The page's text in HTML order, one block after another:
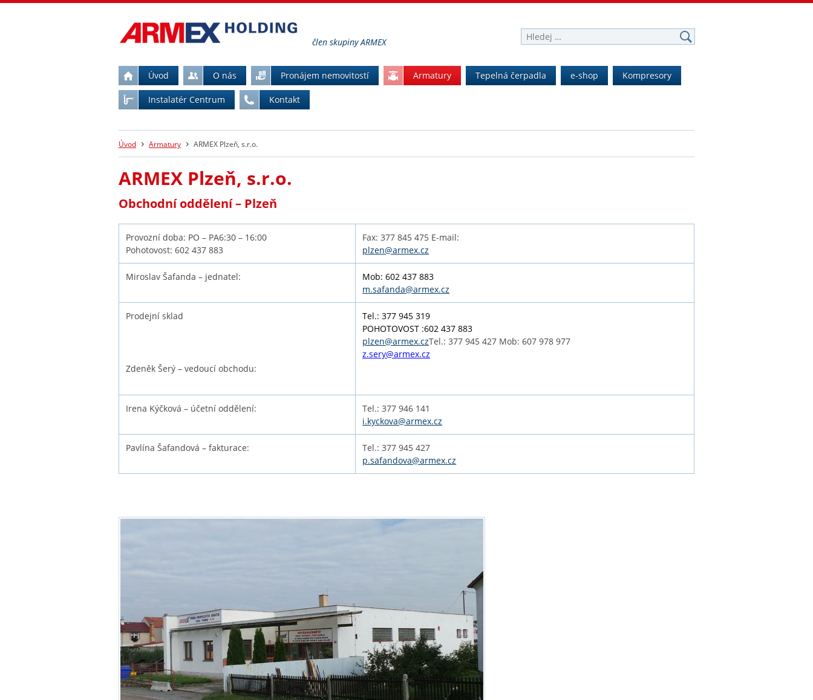
člen skupiny ARMEX
Úvod O nás Pronájem nemovitostí Armatury Tepelná čerpadla e-shop Kompresory
Instalatér Centrum Kontakt
Úvod › Armatury › ARMEX Plzeň, s.r.o.
ARMEX Plzeň, s.r.o.
Obchodní oddělení – Plzeň
Provozní doba: PO – PA6:30 – 16:00
Pohotovost: 602 437 883
Fax: 377 845 475 E-mail:
plzen@armex.cz
Miroslav Šafanda – jednatel:
Mob: 602 437 883
m.safanda@armex.cz
Prodejní sklad
Zdeněk Šerý – vedoucí obchodu:
Tel.: 377 945 319
POHOTOVOST :602 437 883
plzen@armex.czTel.: 377 945 427 Mob: 607 978 977
z.sery@armex.cz
Irena Kýčková – účetní oddělení:
Tel.: 377 946 141
i.kyckova@armex.cz
Pavlína Šafandová – fakturace:
Tel.: 377 945 427
p.safandova@armex.cz